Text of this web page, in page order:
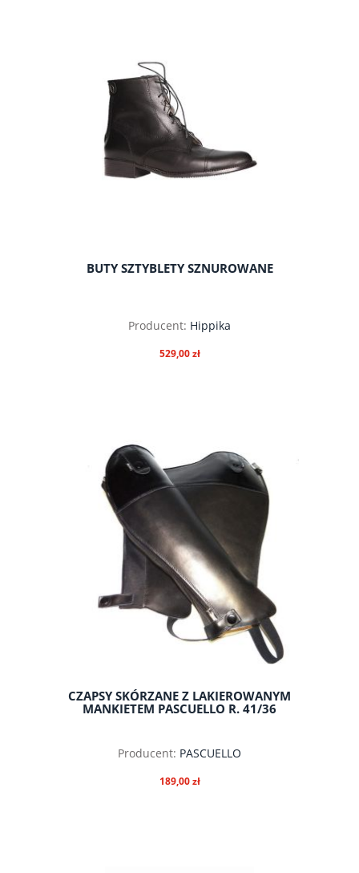
BUTY SZTYBLETY SZNUROWANE
Producent: Hippika
529,00 zł
do koszyka
CZAPSY SKÓRZANE Z LAKIEROWANYM
MANKIETEM PASCUELLO R. 41/36
Producent: PASCUELLO
189,00 zł